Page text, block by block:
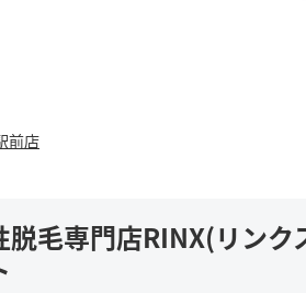
前店
脱毛専門店RINX(リン